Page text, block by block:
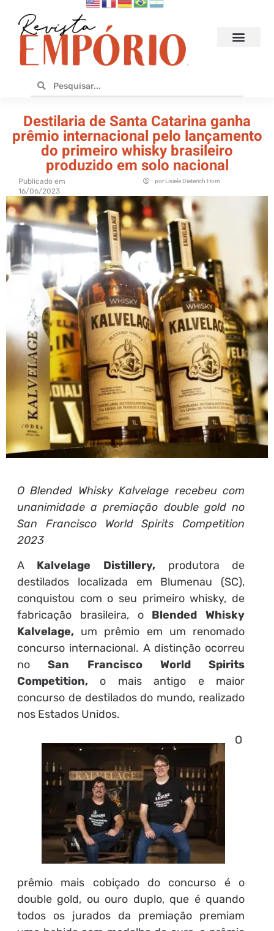
Destilaria de Santa Catarina ganha
prêmio internacional pelo lançamento
do primeiro whisky brasileiro
produzido em solo nacional
Publicado em
16/06/2023
porLisiele Dieterich Horn
O Blended Whisky Kalvelage recebeu com
unanimidade a premiação double gold no
San Francisco World Spirits Competition
2023
AKalvelage Distillery, produtora de
destilados localizada em Blumenau (SC),
conquistou com o seu primeiro whisky, de
fabricação brasileira, o Blended Whisky
Kalvelage, um prêmio em um renomado
concurso internacional. A distinção ocorreu
noSan Francisco World Spirits
Competition, o mais antigo e maior
concurso de destilados do mundo, realizado
nos Estados Unidos.
O
prêmio mais cobiçado do concurso é o
double gold, ou ouro duplo, que é quando
todos os jurados da premiação premiam